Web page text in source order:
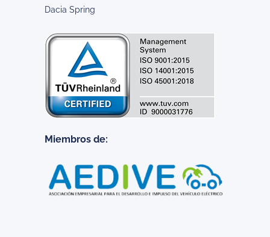
Dacia Spring
Miembros de: